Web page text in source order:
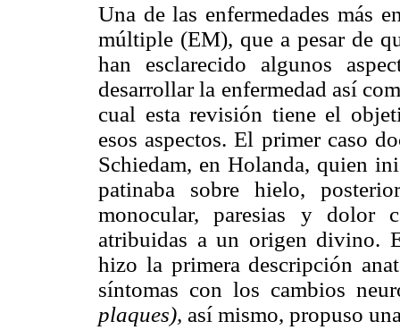
Una de las enfermedades más
múltiple (EM), que a pesar de
han esclarecido algunos
desarrollar la enfermedad así
cual esta revisión tiene el
esos aspectos. El primer caso
Schiedam, en Holanda, quien
patinaba sobre hielo,
monocular, paresias y dolor
atribuidas a un origen divino.
hizo la primera descripción
síntomas con los cambios
plaques), así mismo, propuso